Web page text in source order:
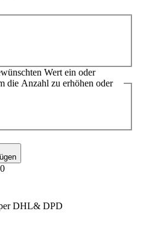
Wert ein oder
die Anzahl zu erhöhen oder
DHL& DPD